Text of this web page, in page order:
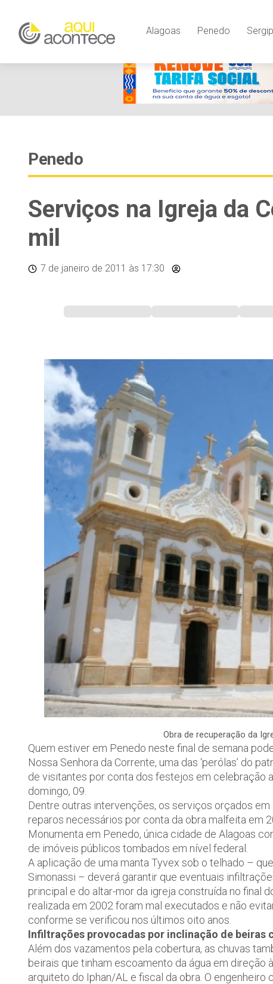
Alagoas Penedo
Penedo
Serviços na Igreja da
mil
7 de janeiro de 2011 às 17:30
Obra de recuperação da
Quem estiver em Penedo neste final de semana
Nossa Senhora da Corrente, uma das ‘perólas’ do
de visitantes por conta dos festejos em celebração
domingo, 09.
Dentre outras intervenções, os serviços orçados
reparos necessários por conta da obra malfeita em
Monumenta em Penedo, única cidade de Alagoas
de imóveis públicos tombados em nível federal.
A aplicação de uma manta Tyvex sob o telhado –
Simonassi – deverá garantir que eventuais
principal e do altar-mor da igreja construída no final
realizada em 2002 foram mal executados e não
conforme se verificou nos últimos oito anos.
Infiltrações provocadas por inclinação de beiras
Além dos vazamentos pela cobertura, as chuvas
beirais que tinham escoamento da água em direção
arquiteto do Iphan/AL e fiscal da obra. O